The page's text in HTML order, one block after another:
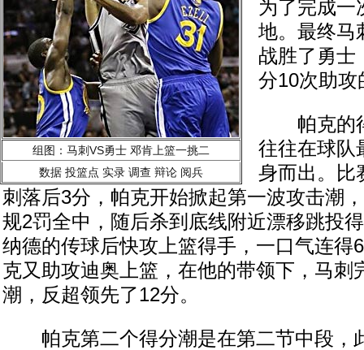
组图：马刺VS勇士 邓肯上篮一挑二
数据 投篮点 实录 调查 辩论 阅兵
为了完成一
地。最终马
战胜了勇士
分10次助攻
帕克的得
往往在球队
身而出。比
刺落后3分，帕克开始掀起第一波攻击潮
规2罚全中，随后杀到底线附近漂移跳投
纳德的传球后快攻上篮得手，一口气连得
克又助攻迪奥上篮，在他的带领下，马刺
潮，反超领先了12分。
帕克第二个得分潮是在第二节中段，